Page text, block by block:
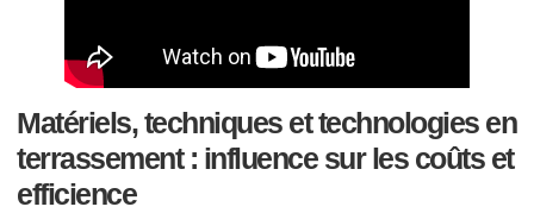
Matériels, techniques et technologies en
terrassement : influence sur les coûts et
efficience